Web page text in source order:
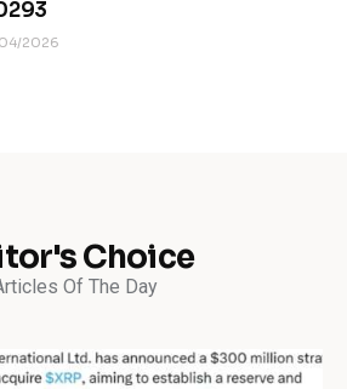
2026
Choice
Of The Day